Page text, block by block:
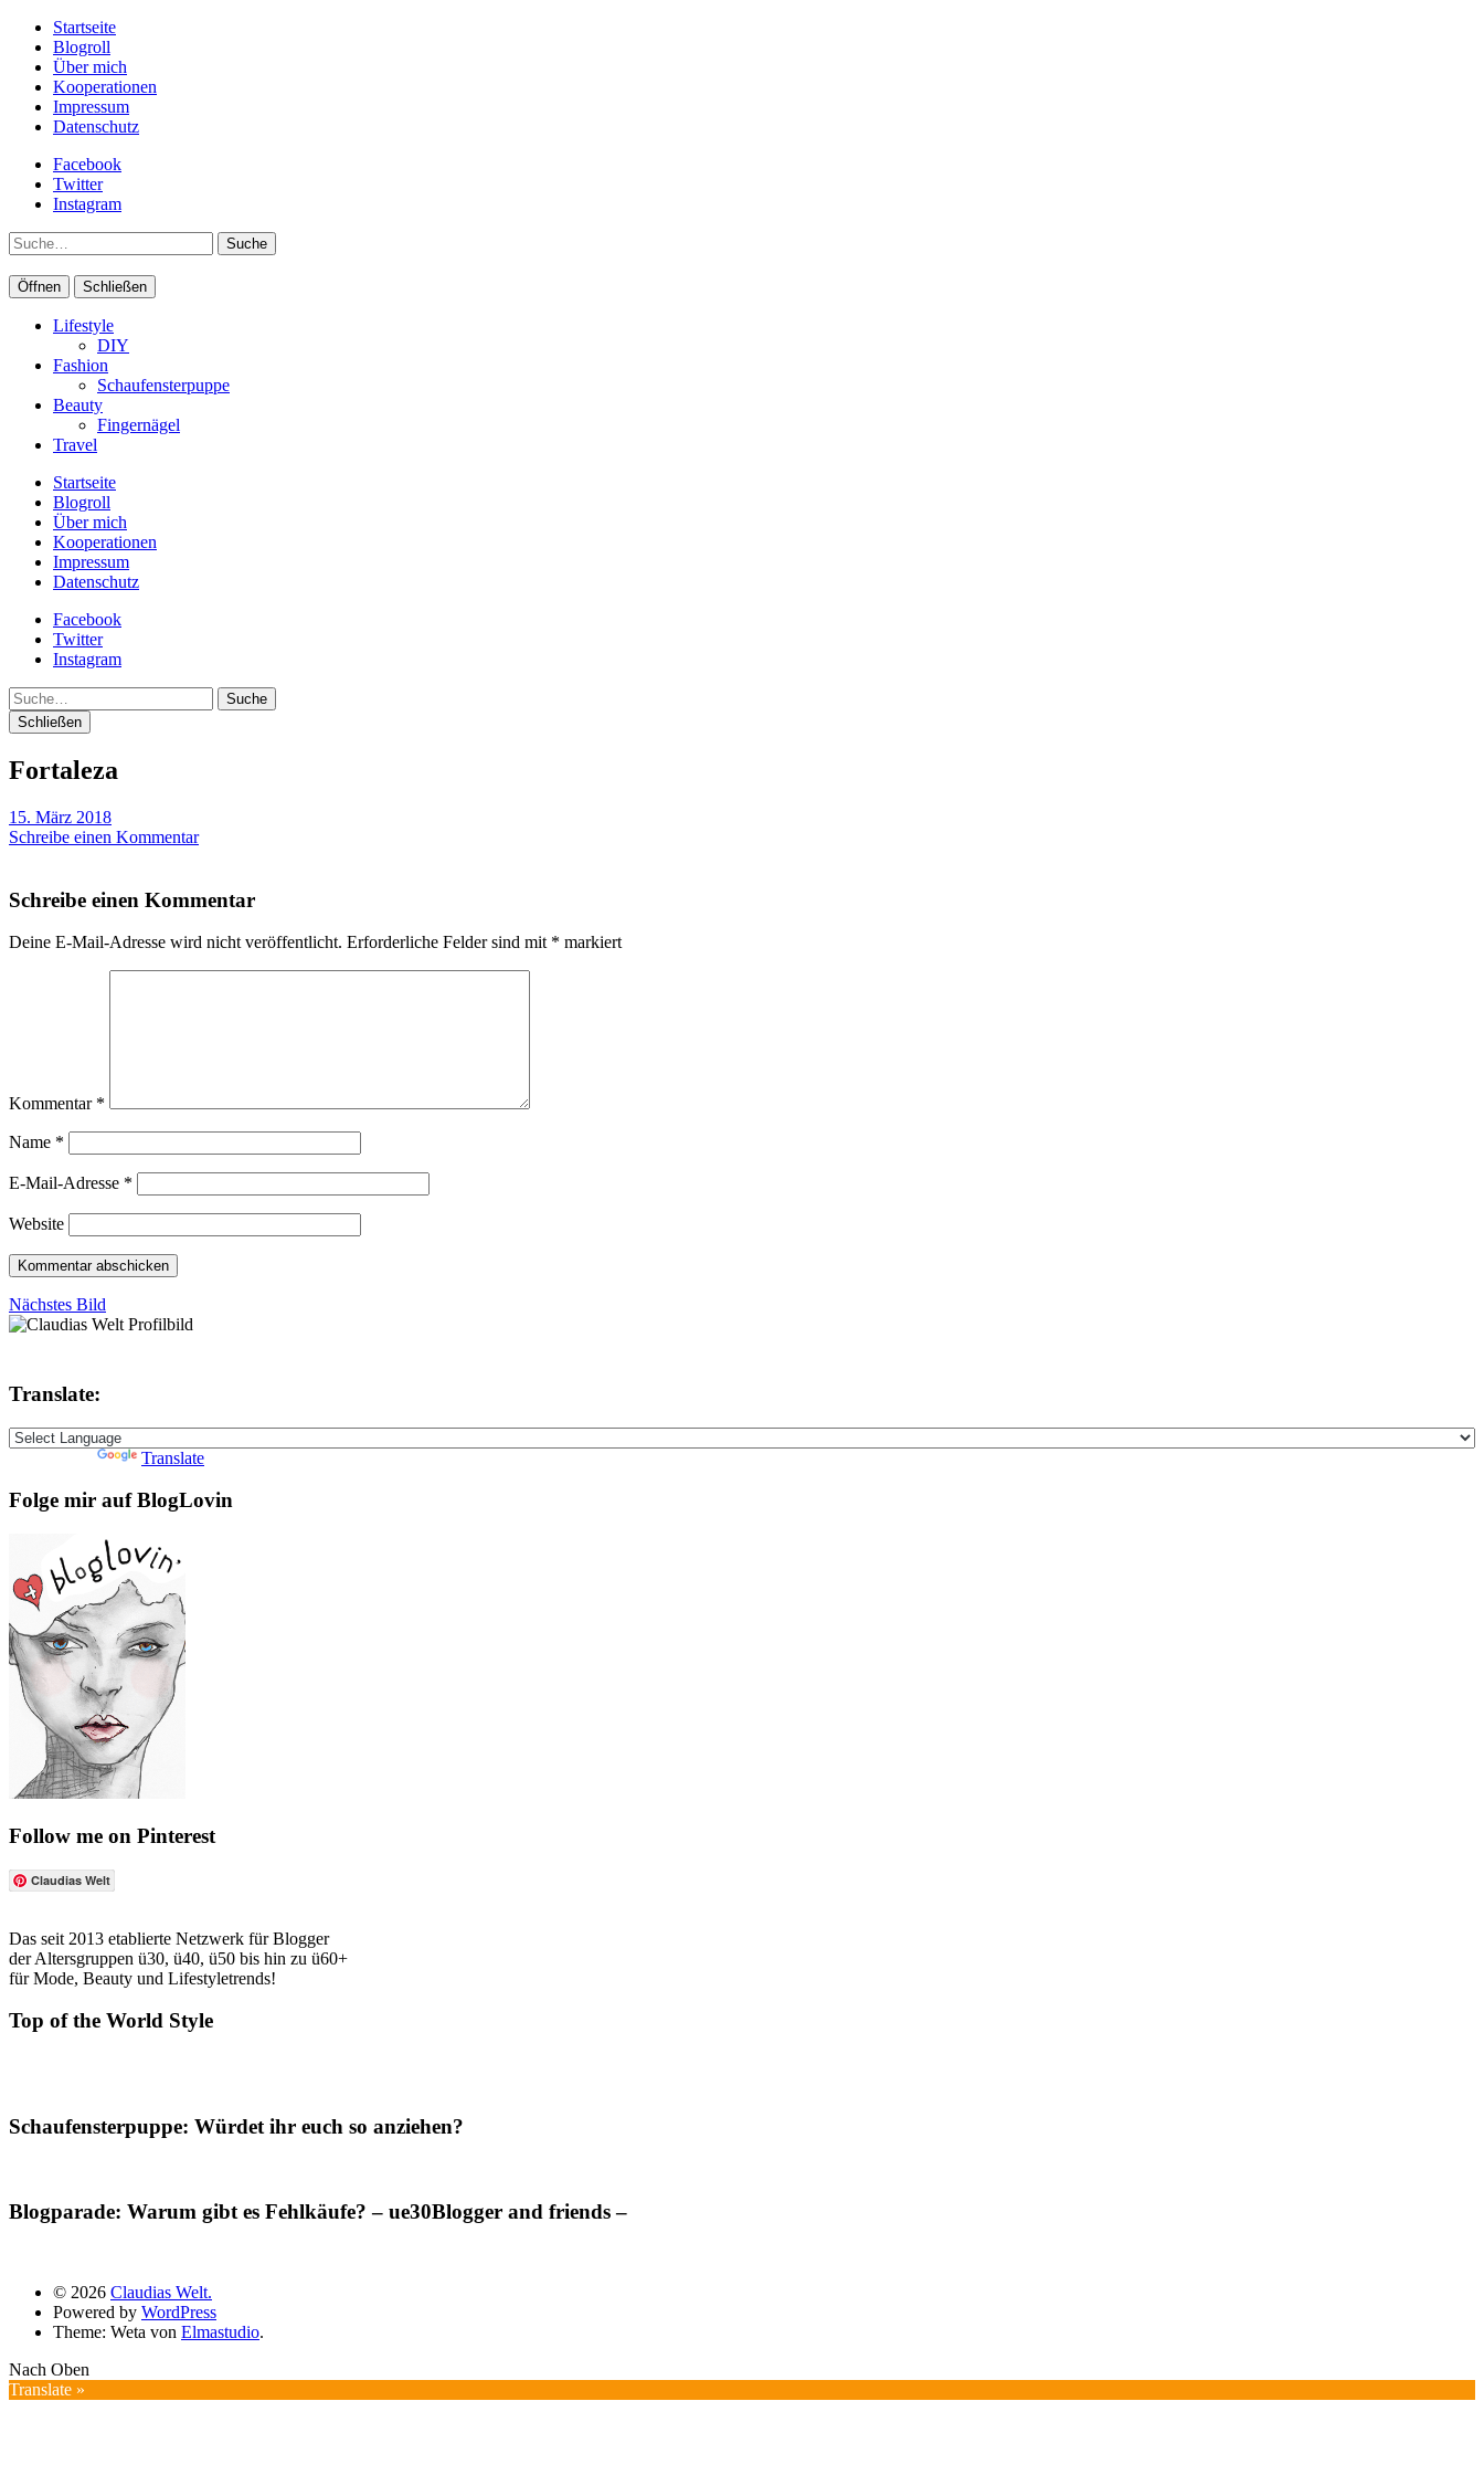
Startseite
Blogroll
Über mich
Kooperationen
Impressum
Datenschutz
Facebook
Twitter
Instagram
Suche
Öffnen Schließen
Lifestyle
DIY
Fashion
Schaufensterpuppe
Beauty
Fingernägel
Travel
Startseite
Blogroll
Über mich
Kooperationen
Impressum
Datenschutz
Facebook
Twitter
Instagram
Suche
Schließen
Fortaleza
15. März 2018
Schreibe einen Kommentar
Schreibe einen Kommentar
Deine E-Mail-Adresse wird nicht veröffentlicht. Erforderliche Felder sind mit * markiert
Kommentar *
Name *
E-Mail-Adresse *
Website
Nächstes Bild
Translate:
Translate
Folge mir auf BlogLovin
Follow me on Pinterest
Claudias Welt
Das seit 2013 etablierte Netzwerk für Blogger
der Altersgruppen ü30, ü40, ü50 bis hin zu ü60+
für Mode, Beauty und Lifestyletrends!
Top of the World Style
Schaufensterpuppe: Würdet ihr euch so anziehen?
Blogparade: Warum gibt es Fehlkäufe? – ue30Blogger and friends –
© 2026 Claudias Welt.
Powered by WordPress
Theme: Weta von Elmastudio.
Nach Oben
Translate »